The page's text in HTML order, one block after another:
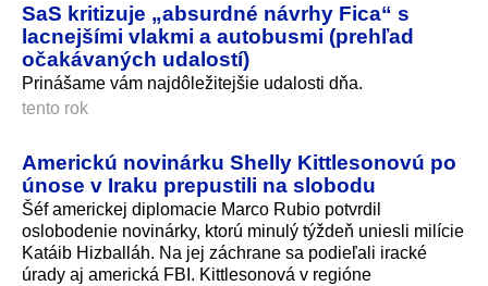
SaS kritizuje „absurdné návrhy Fica“ s
lacnejšími vlakmi a autobusmi (prehľad
očakávaných udalostí)
Prinášame vám najdôležitejšie udalosti dňa.
tento rok
Americkú novinárku Shelly Kittlesonovú po
únose v Iraku prepustili na slobodu
Šéf americkej diplomacie Marco Rubio potvrdil
oslobodenie novinárky, ktorú minulý týždeň uniesli milície
Katáib Hizballáh. Na jej záchrane sa podieľali iracké
úrady aj americká FBI. Kittlesonová v regióne